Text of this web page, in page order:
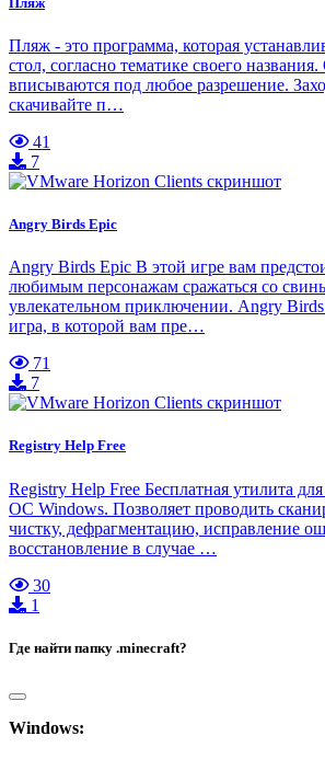
Пляж - это программа, которая
стол, согласно тематике своего
вписываются под любое разрешение.
скачивайте п…
41
7
Angry Birds Epic
Angry Birds Epic В этой игре вам
любимым персонажам сражаться со
увлекательном приключении. Angry Birds
игра, в которой вам пре…
71
7
Registry Help Free
Registry Help Free Бесплатная утилита
ОС Windows. Позволяет проводить
чистку, дефрагментацию, исправление
восстановление в случае …
30
1
Где найти папку .minecraft?
Windows: